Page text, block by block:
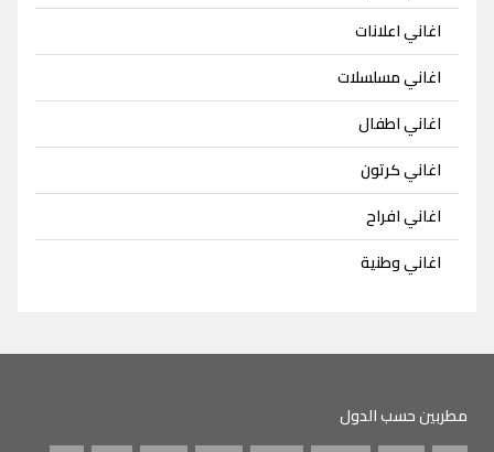
اغاني اعلانات
اغاني مسلسلات
اغاني اطفال
اغاني كرتون
اغاني افراح
اغاني وطنية
مطربين حسب الدول